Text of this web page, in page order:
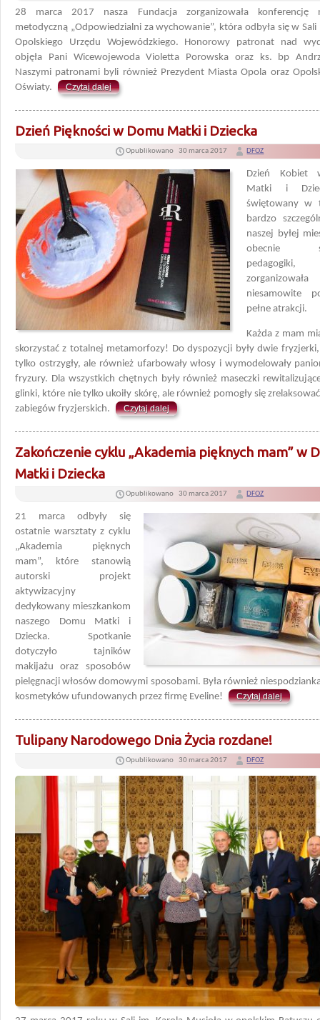
28 marca 2017 nasza Fundacja zorganizowała konferencję
metodyczną „Odpowiedzialni za wychowanie”, która odbyła się w
Opolskiego Urzędu Wojewódzkiego. Honorowy patronat nad
objęła Pani Wicewojewoda Violetta Porowska oraz ks. bp
Naszymi patronami byli również Prezydent Miasta Opola oraz
Oświaty.
Czytaj dalej
Dzień Piękności w Domu Matki i Dziecka
Opublikowano 30 marca 2017 DFOZ
Dzień Kobiet
Matki i
świętowany w
bardzo
naszej byłej
obecnie
niesamowite
pełne atrakcji.
Każda z mam
skorzystać z totalnej metamorfozy! Do dyspozycji były dwie
tylko ostrzygły, ale również ufarbowały włosy i wymodelowały
fryzury. Dla wszystkich chętnych były również maseczki
glinki, które nie tylko ukoiły skórę, ale również pomogły się
zabiegów fryzjerskich.
Czytaj dalej
Zakończenie cyklu „Akademia pięknych mam” w
Matki i Dziecka
Opublikowano 30 marca 2017 DFOZ
21 marca odbyły się
ostatnie warsztaty z cyklu
„Akademia pięknych
mam”, które stanowią
autorski projekt
aktywizacyjny
dedykowany mieszkankom
naszego Domu Matki i
Dziecka. Spotkanie
dotyczyło tajników
makijażu oraz sposobów
pielęgnacji włosów domowymi sposobami. Była również
kosmetyków ufundowanych przez firmę Eveline!
Czytaj dalej
Tulipany Narodowego Dnia Życia rozdane!
Opublikowano 30 marca 2017 DFOZ